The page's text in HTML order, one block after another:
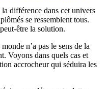
différence dans cet univers
se ressemblent tous.
être la solution.
n’a pas le sens de la
Voyons dans quels cas et
accrocheur qui séduira les